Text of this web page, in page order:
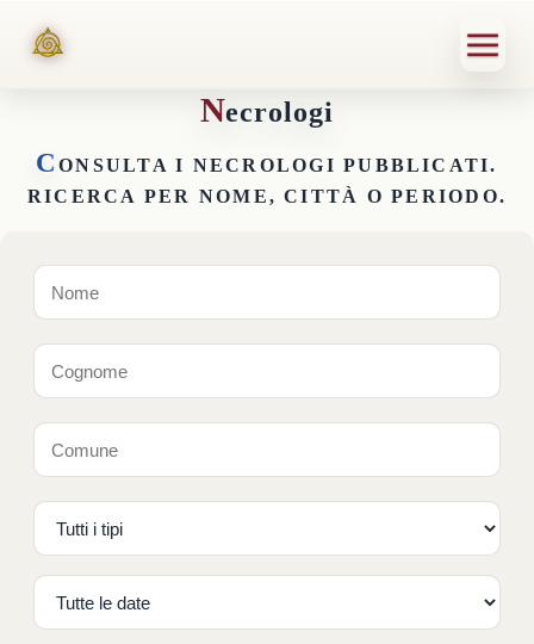
Necrologi
C ONSULTA I NECROLOGI PUBBLICATI.
RICERCA PER NOME, CITTÀ O PERIODO.